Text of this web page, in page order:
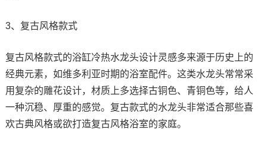
3、复古风格款式
复古风格款式的浴缸冷热水龙头设计灵感多来源于历史上的
经典元素，如维多利亚时期的浴室配件。这类水龙头常常采
用复杂的雕花设计，材质上多选择古铜色、青铜色等，给人
一种沉稳、厚重的感觉。复古款式的水龙头非常适合那些喜
欢古典风格或欲打造复古风格浴室的家庭。